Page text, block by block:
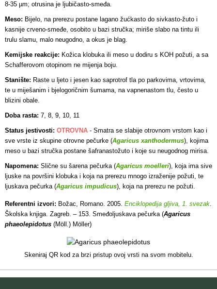
8-35 µm; otrusina je ljubičasto-smeđa.
Meso: Bijelo, na prerezu postane lagano žućkasto do sivkasto-žuto i
kasnije crveno-smeđe, osobito u bazi stručka; miriše slabo na tintu ili
trulu slamu, malo neugodno, a okus je blag.
Kemijske reakcije: Kožica klobuka ili meso u dodiru s KOH požuti, a sa
Schafferovom otopinom ne mijenja boju.
Stanište: Raste u ljeto i jesen kao saprotrof tla po parkovima, vrtovima,
te u miješanim i bjelogoričnim šumama, na vapnenastom tlu, često u
blizini obale.
Doba rasta: 7, 8, 9, 10, 11
Status jestivosti: OTROVNA - Smatra se slabije otrovnom vrstom kao i
sve vrste iz skupine otrovne pečurke (Agaricus xanthodermus), kojima
meso u bazi stručka postane šafranastožuto i koje su neugodnog mirisa.
Napomena: Slične su šarena pečurka (Agaricus moelleri), koja ima sive
ljuske na površini klobuka i koja na prerezu mnogo izraženije požuti, te
ljuskava pečurka (Agaricus impudicus), koja na prerezu ne požuti.
Referentni izvori: Božac, Romano. 2005. Enciklopedija gljiva, 1. svezak.
Školska knjiga. Zagreb. – 153. Smeđoljuskava pečurka (Agaricus
phaeolepidotus (Möll.) Möller)
Skeniraj QR kod za brzi pristup ovoj vrsti na svom mobitelu.